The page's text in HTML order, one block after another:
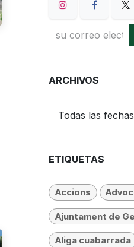
ARCHIVOS
ETIQUETAS
Accions
Ajuntament de
Aliga cuabarrada